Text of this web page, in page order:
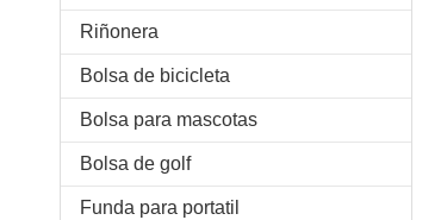
Riñonera
Bolsa de bicicleta
Bolsa para mascotas
Bolsa de golf
Funda para portatil